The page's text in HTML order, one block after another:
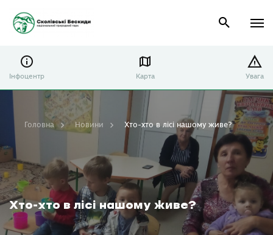
Інфоцентр Карта Увага
Хто-хто в лісі нашому живе?
Головна Новини Хто-хто в лісі нашому живе?